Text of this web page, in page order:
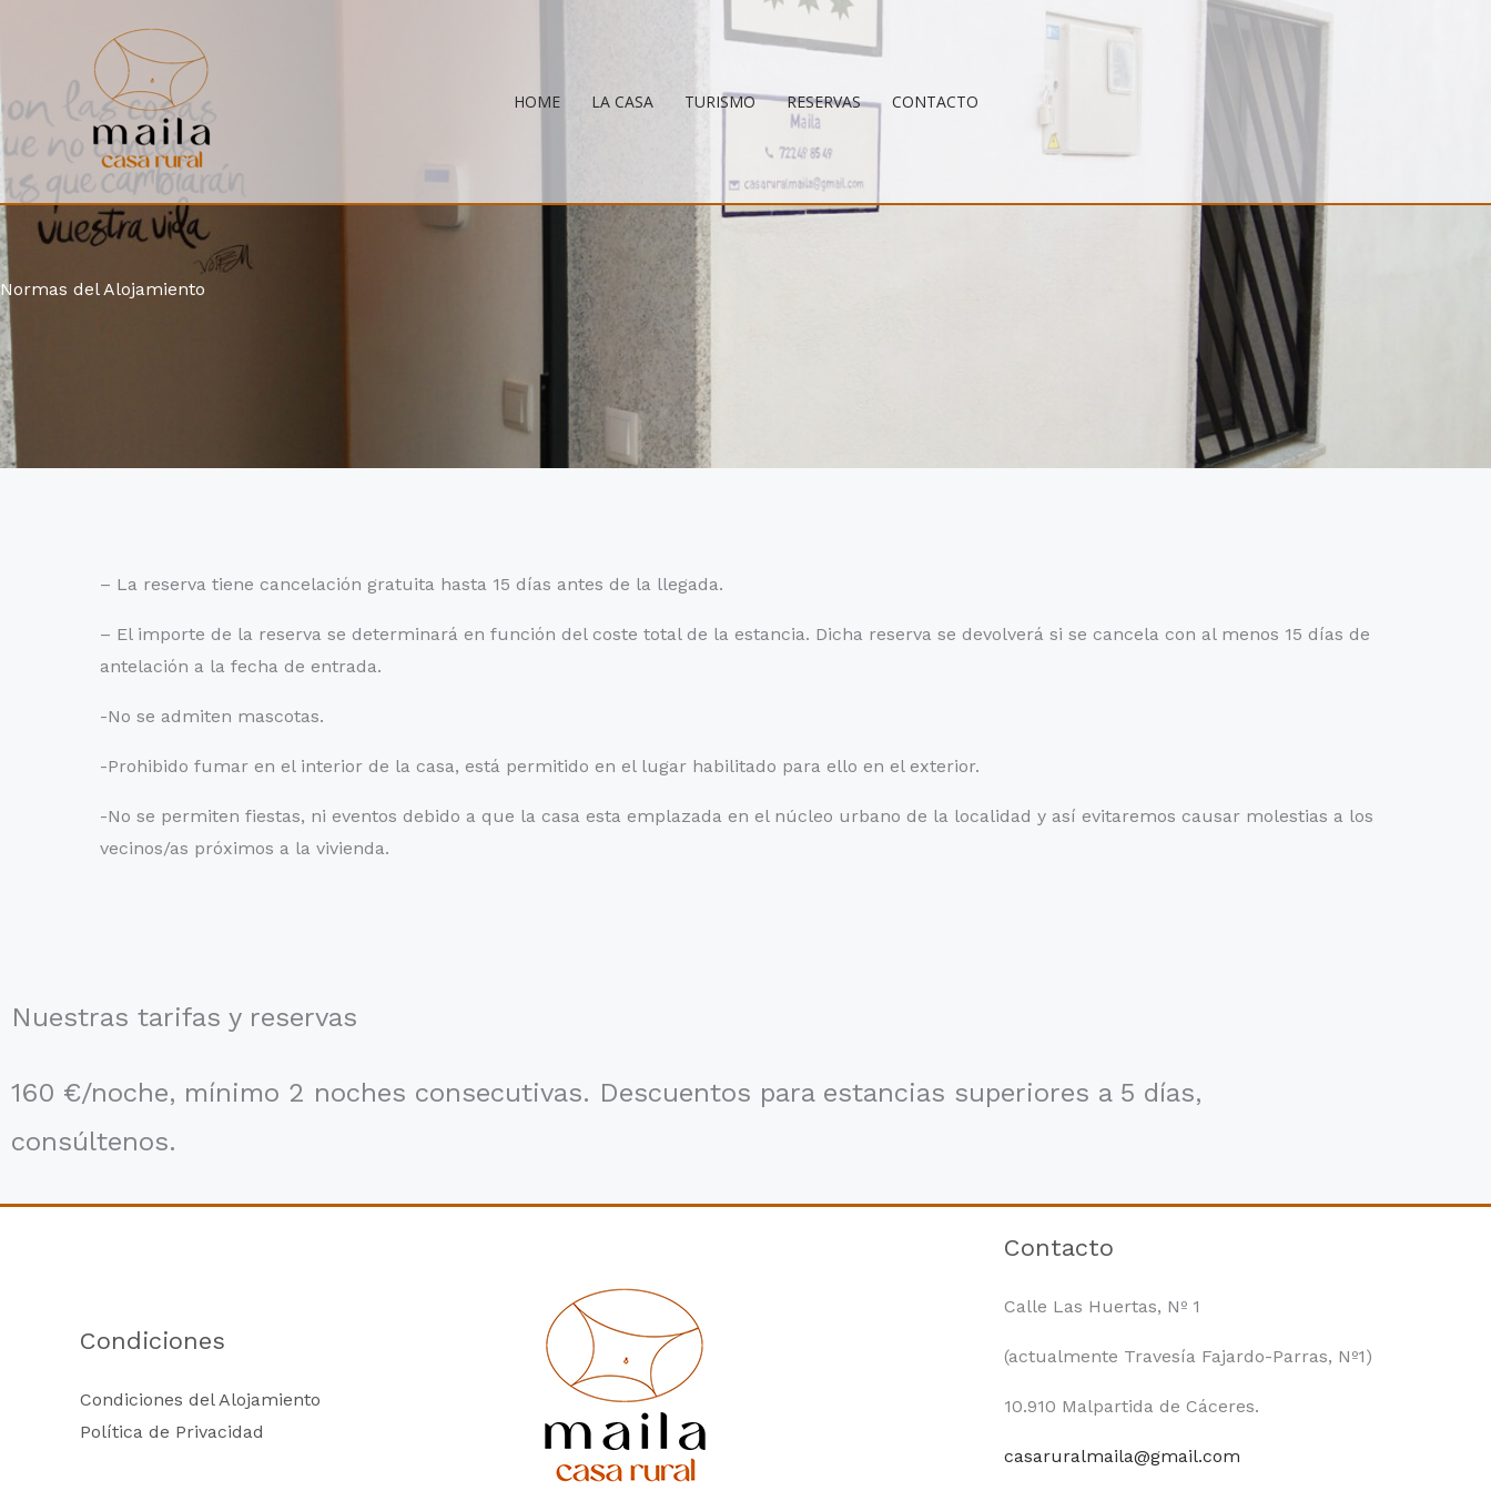
contenido
HOME
LA CASA TURISMO RESERVAS CONTACTO
Normas del Alojamiento
– La reserva tiene cancelación gratuita hasta 15 días antes de la llegada.
– El importe de la reserva se determinará en función del coste total de la estancia. Dicha reserva se devolverá si se cancela con al menos 15 días de
antelación a la fecha de entrada.
-No se admiten mascotas.
-Prohibido fumar en el interior de la casa, está permitido en el lugar habilitado para ello en el exterior.
-No se permiten fiestas, ni eventos debido a que la casa esta emplazada en el núcleo urbano de la localidad y así evitaremos causar molestias a los
vecinos/as próximos a la vivienda.
Nuestras tarifas y reservas
160 €/noche, mínimo 2 noches consecutivas. Descuentos para estancias superiores a 5 días,
consúltenos.
Condiciones
Condiciones del Alojamiento
Política de Privacidad
Contacto
Calle Las Huertas, Nº 1
(actualmente Travesía Fajardo-Parras, Nº1)
10.910 Malpartida de Cáceres.
casaruralmaila@gmail.com